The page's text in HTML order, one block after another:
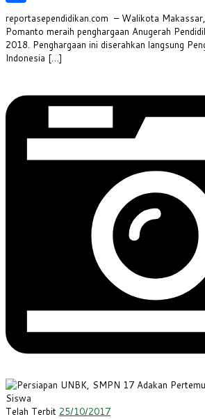
Share
reportasependidikan.com – Walikota
Pomanto meraih penghargaan Anugerah
2018. Penghargaan ini diserahkan langsung
Indonesia […]
Telah Terbit 25/10/2017